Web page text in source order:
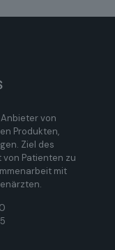
von
Produkten,
Ziel des
Patienten zu
mit